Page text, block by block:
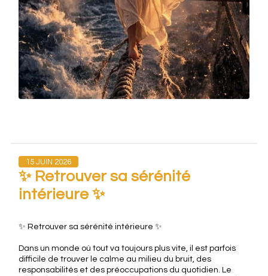
15 JUIN 2026
✨ Retrouver sa sérénité
intérieure ✨
✨ Retrouver sa sérénité intérieure ✨
Dans un monde où tout va toujours plus vite, il est parfois
difficile de trouver le calme au milieu du bruit, des
responsabilités et des préoccupations du quotidien. Le